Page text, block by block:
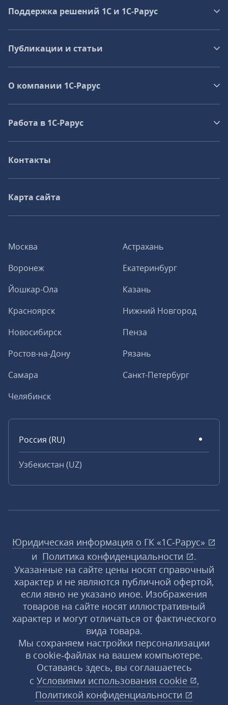
Москва
Астрахань
Воронеж
Екатеринбург
Йошкар-Ола
Казань
Красноярск
Нижний Новгород
Новосибирск
Пенза
Ростов-на-Дону
Рязань
Самара
Санкт-Петербург
Челябинск
Россия (RU)
Узбекистан (UZ)
Поддержка решений 1С и 1С‑Рарус
Публикации и статьи
О компании 1C-Рарус
Работа в 1С‑Рарус
Контакты
Карта сайта
Юридическая информация о ГК «1С‑Рарус»
и Политика конфиденциальности
.
Указанные на сайте цены носят справочный
характер и не являются публичной офертой,
если явно не указано иное. Изображения
товаров на сайте носят иллюстративный
характер и могут отличаться от фактического
вида товара.
Мы сохраняем настройки персонализации
в cookie‑файлах на вашем компьютере.
Оставаясь здесь, вы соглашаетесь
с Условиями использования cookie
,
Политикой конфиденциальности